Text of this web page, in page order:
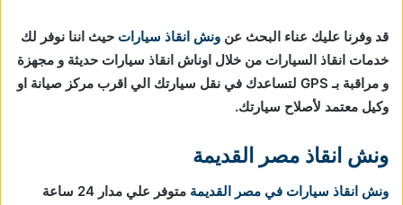
قد وفرنا عليك عناء البحث عن ونش انقاذ سيارات حيث اننا نوفر لك
خدمات انقاذ السيارات من خلال اوناش انقاذ سيارات حديثة و مجهزة
و مراقبة بـ GPS لتساعدك في نقل سيارتك الي اقرب مركز صيانة او
وكيل معتمد لأصلاح سيارتك.
ونش انقاذ مصر القديمة
ونش انقاذ سيارات في مصر القديمة
متوفر علي مدار 24 ساعة